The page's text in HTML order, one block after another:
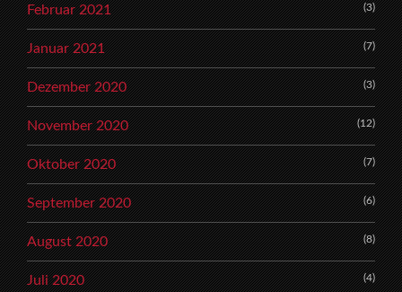
Februar 2021 (3)
Januar 2021 (7)
Dezember 2020 (3)
November 2020 (12)
Oktober 2020 (7)
September 2020 (6)
August 2020 (8)
Juli 2020 (4)